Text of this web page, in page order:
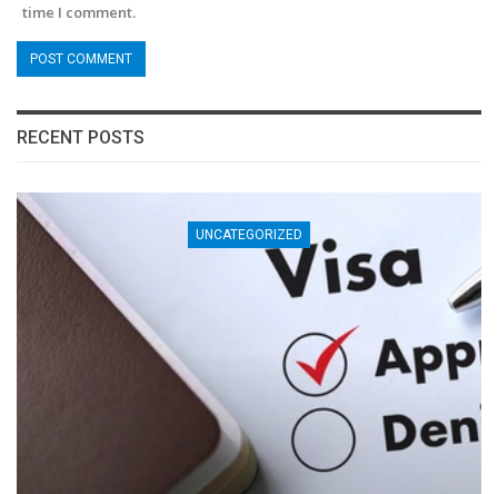
time I comment.
RECENT POSTS
UNCATEGORIZED